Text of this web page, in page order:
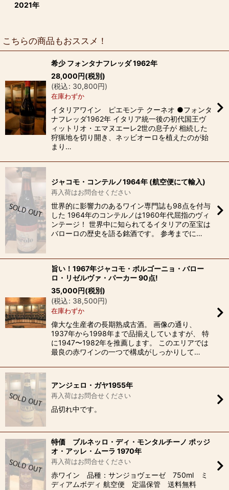
2021年
こちらの商品もおススメ！
希少 フォンタナフレッダ 1962年
28,000円(税別)
(税込: 30,800円)
在庫わずか
イタリアワイン ピエモンテ クーネオ ●フォンタ
ナフレッダ1962年 イタリア統一後の初代国王ヴ
ィットリオ・エマヌエーレ2世の息子が 相続した
狩猟地を切り開き、ネッビオーロを植えたのが始
まり…
ジャコモ・コンテルノ1964年 (航空便にて輸入)
再入荷はお問合せください
世界的に影響力のあるワイン専門誌も98点を付与
した 1964年のコンテルノは1960年代屈指のヴィ
ンテージ！ 世界中に知られてるイタリアの至宝は
バローロの歴史を語る銘酒です。 参考までに…
旨い！1967年ジャコモ・ボルゴーニョ・バロー
ロ・リゼルヴァ・パーカー 90点!
35,000円(税別)
(税込: 38,500円)
在庫わずか
偉大な生産者の長期熟成古酒。 画像の通り、
1937年から1998年まで品揃えしていますが、 特
に1947〜1982年を推薦します。 このエリアでは
最良の赤ワインの一つで構成がしっかりして…
アンジェロ・ガヤ1955年
再入荷はお問合せください
品切れ中です。
特価 ブルネッロ・ディ・モンタルチーノ ポッジ
オ・アッレ・ムーラ 1970年
再入荷はお問合せください
赤ワイン 品種：サンジョヴェーゼ 750ml ミ
ディアムボディ 航空便 定温保管 送料無料